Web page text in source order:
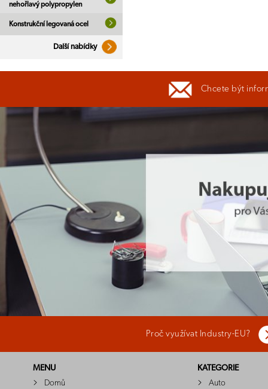
nehořlavý polypropylen
Konstrukční legovaná ocel
Další nabídky
Chcete být
Proč využívat Industry-EU?
MENU
Domů
KATEGORIE
Auto